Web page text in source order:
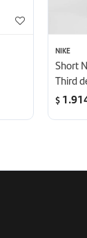
NIKE
Short
Third
$